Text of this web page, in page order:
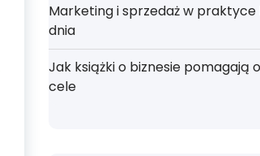
Marketing i sprzedaż w praktyce
dnia
Jak książki o biznesie pomagają
cele